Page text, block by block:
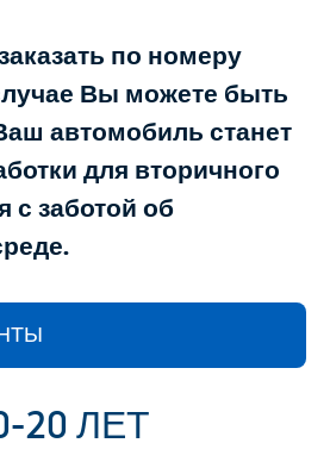
по номеру
Вы можете быть
автомобиль станет
для вторичного
с заботой об
20 ЛЕТ